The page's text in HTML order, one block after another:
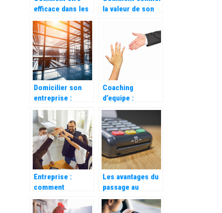
efficace dans les
ressources
humaines ?
la valeur de son
Domicilier son
entreprise :
quelles
possibilites ?
Coaching
d’equipe :
decouvrez ses
bienfaits pour
votre entreprise
Entreprise :
comment
remotiver vos
collaborateurs ?
Les avantages du
passage au
numerique pour
les entreprises